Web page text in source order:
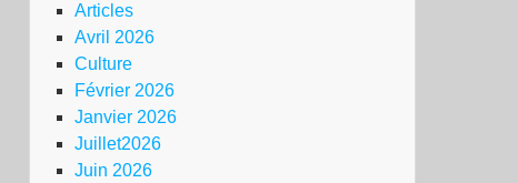
Articles
Avril 2026
Culture
Février 2026
Janvier 2026
Juillet2026
Juin 2026